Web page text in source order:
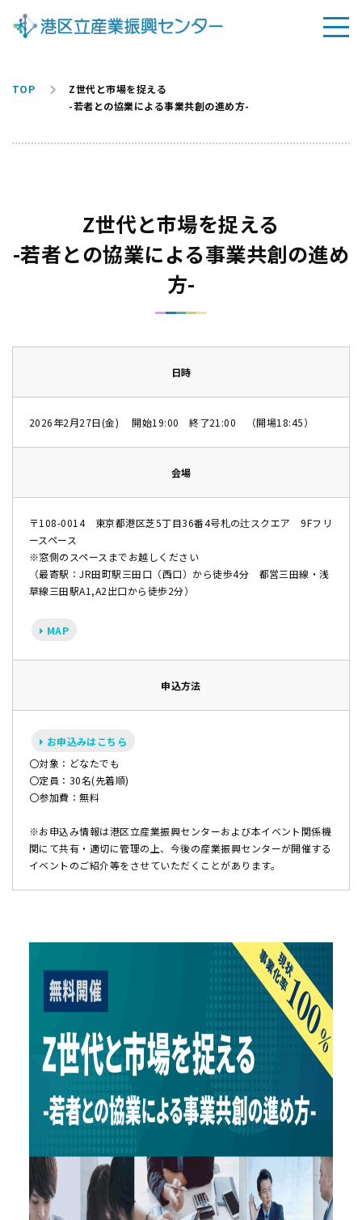
TOP
Z世代と市場を捉える
-若者との協業による事業共創の進め方-
Z世代と市場を捉える
-若者との協業による事業共創の進め
方-
日時
2026年2月27日(金) 開始19:00 終了21:00 （開場18:45）
会場
〒108-0014 東京都港区芝5丁目36番4号札の辻スクエア 9Fフリ
ースペース
※窓側のスペースまでお越しください
（最寄駅：JR田町駅三田口（西口）から徒歩4分 都営三田線・浅
草線三田駅A1,A2出口から徒歩2分）
MAP
申込方法
お申込みはこちら
〇対象：どなたでも
〇定員：30名(先着順)
〇参加費：無料
※お申込み情報は港区立産業振興センターおよび本イベント関係機
関にて共有・適切に管理の上、今後の産業振興センターが開催する
イベントのご紹介等をさせていただくことがあります。